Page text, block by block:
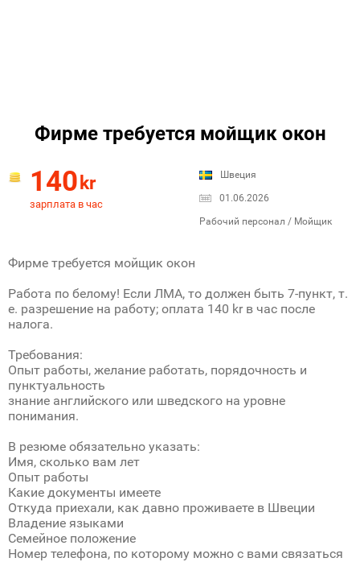
Фирме требуется мойщик окон
140 kr
зарплата в час
Швеция
01.06.2026
Рабочий персонал / Мойщик
Фирме требуется мойщик окон
Работа по белому! Если ЛМА, то должен быть 7-пункт, т.
е. разрешение на работу; оплата 140 kr в час после
налога.
Требования:
Опыт работы, желание работать, порядочность и
пунктуальность
знание английского или шведского на уровне
понимания.
В резюме обязательно указать:
Имя, сколько вам лет
Опыт работы
Какие документы имеете
Откуда приехали, как давно проживаете в Швеции
Владение языками
Семейное положение
Номер телефона, по которому можно с вами связаться